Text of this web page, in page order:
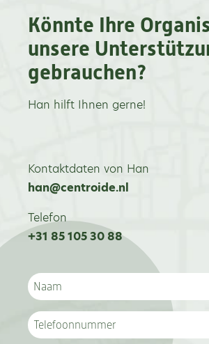
Könnte Ihre
unsere
gebrauchen?
Han hilft Ihnen gerne!
Kontaktdaten von Han
han@centroide.nl
Telefon
+31 85 105 30 88